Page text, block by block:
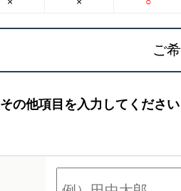
ご
その他項目を入力してください